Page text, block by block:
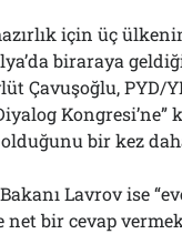
için üç
biraraya
Çavuşoğlu, PYD/
Kongresi’ne”
bir kez
Lavrov ise
net bir cevap